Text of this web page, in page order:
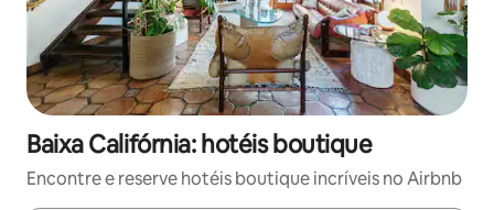
Baixa Califórnia: hotéis boutique
Encontre e reserve hotéis boutique incríveis no Airbnb